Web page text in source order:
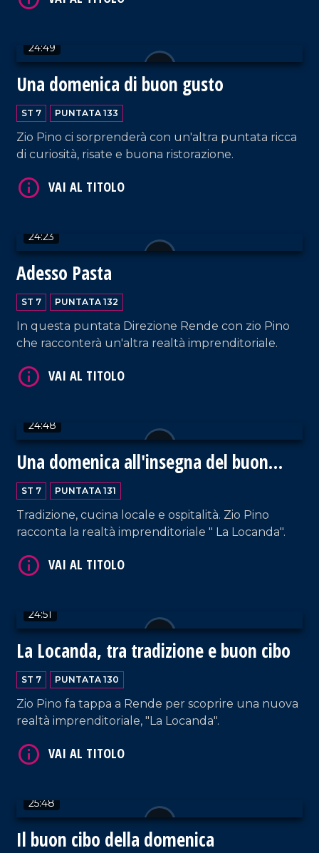
24:49
Una domenica di buon gusto
ST 7 PUNTATA 133
Zio Pino ci sorprenderà con un'altra puntata ricca
di curiosità, risate e buona ristorazione.
24:23
Adesso Pasta
ST 7 PUNTATA 132
In questa puntata Direzione Rende con zio Pino
che racconterà un'altra realtà imprenditoriale.
24:48
Una domenica all'insegna del buon
gusto
ST 7 PUNTATA 131
Tradizione, cucina locale e ospitalità. Zio Pino
racconta la realtà imprenditoriale " La Locanda".
24:51
La Locanda, tra tradizione e buon cibo
ST 7 PUNTATA 130
Zio Pino fa tappa a Rende per scoprire una nuova
realtà imprenditoriale, "La Locanda".
25:48
Il buon cibo della domenica
VAI AL TITOLO
VAI AL TITOLO
VAI AL TITOLO
VAI AL TITOLO
VAI AL TITOLO